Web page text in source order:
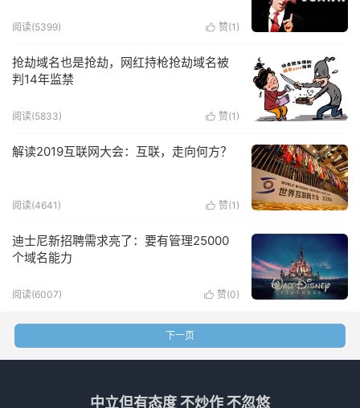
 赞(1 )
阅读(5399)
抢劫域名也是抢劫，网红持枪抢劫域名被
判14年监禁
 赞(1 )
阅读(5833)
解读2019互联网大会：互联，走向何方？
 赞(1 )
阅读(4641)
迪士尼新招聘需求亮了：要有管理25000
个域名能力
 赞(0)
阅读(6007)
下一页
中立但有态度 不炒作 不忽悠